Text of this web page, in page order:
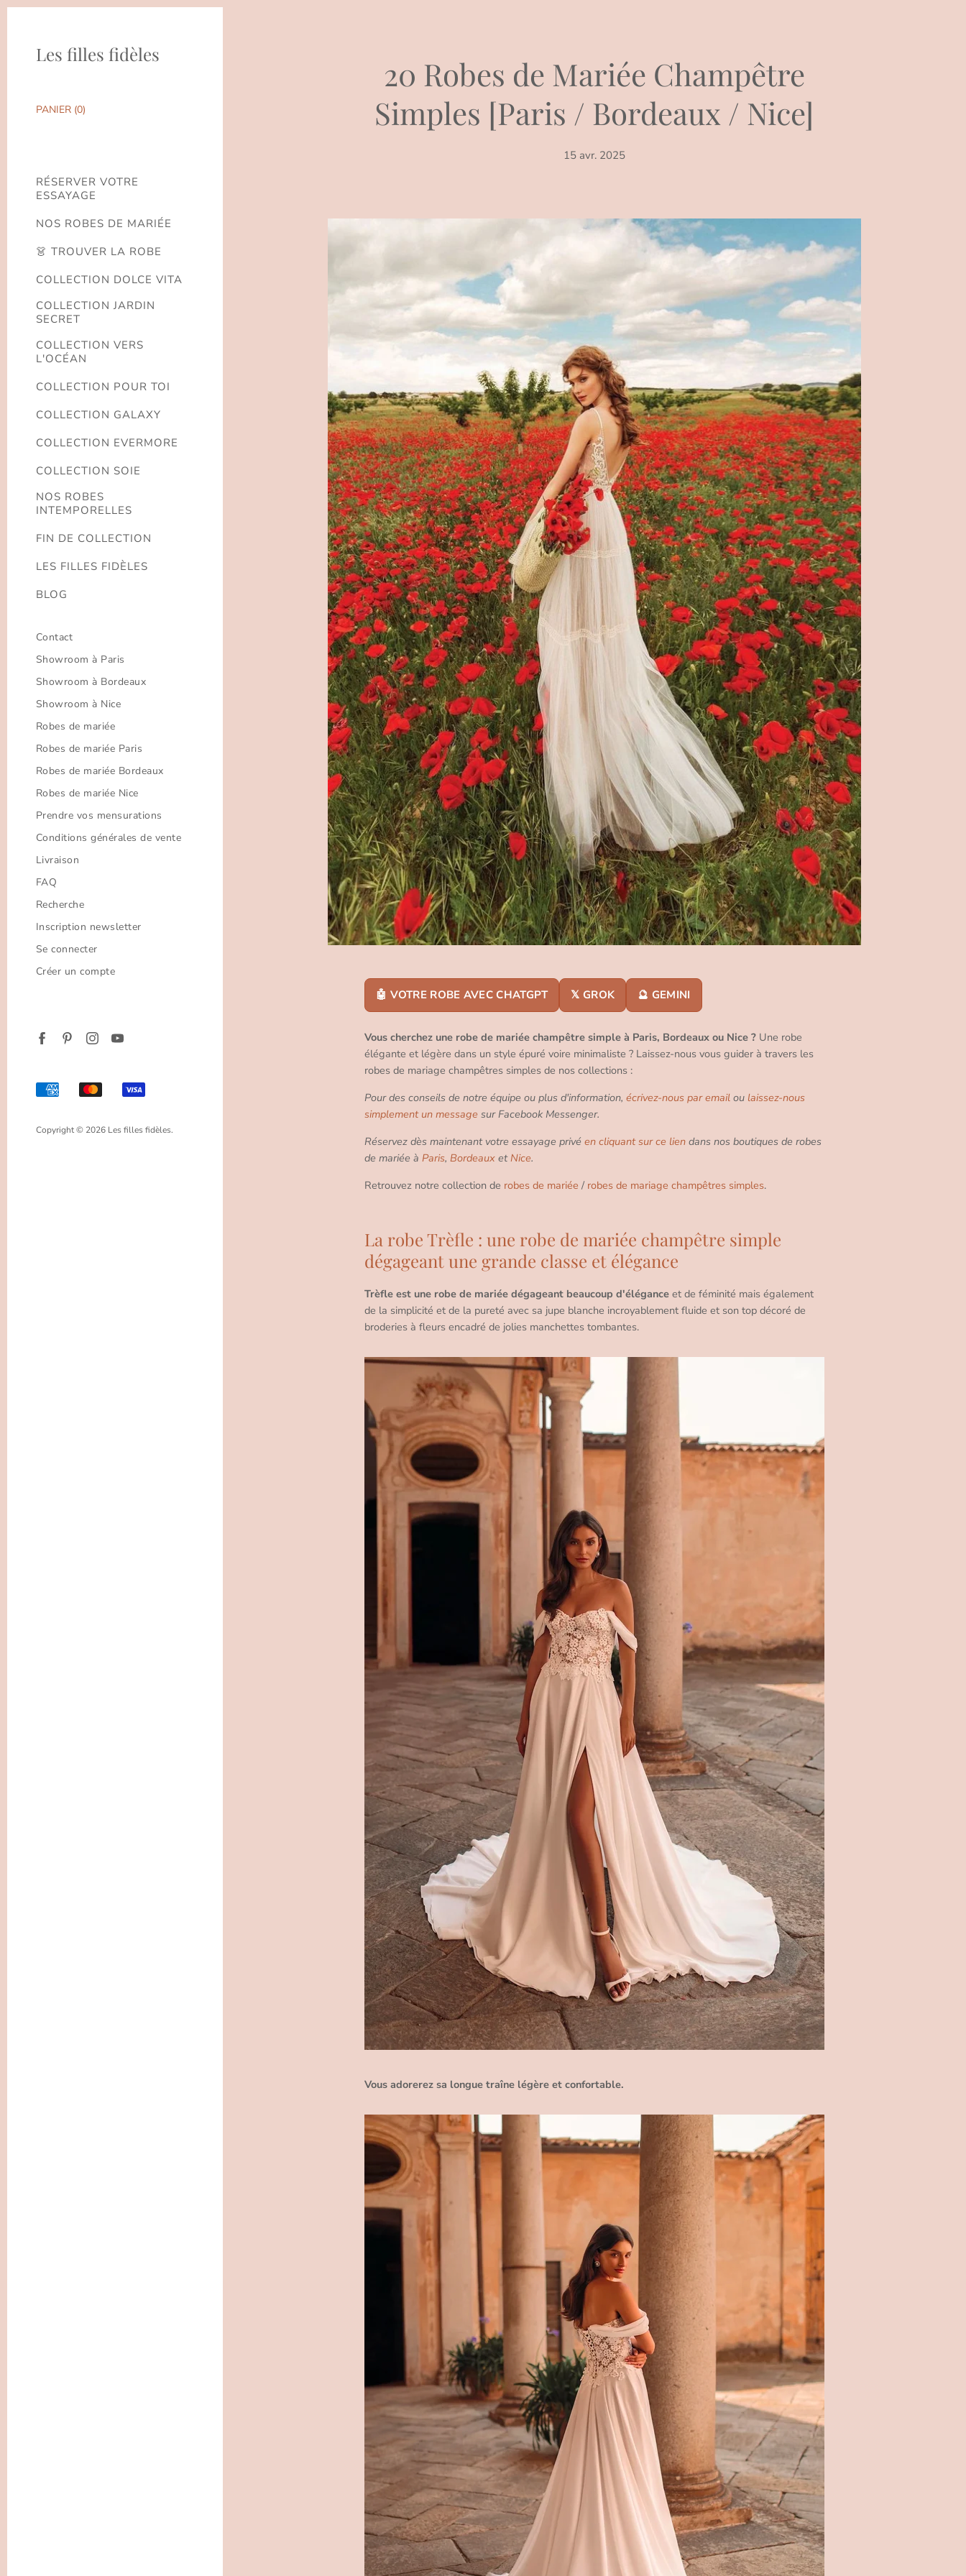
Les filles fidèles
PANIER (0)
RÉSERVER VOTRE
ESSAYAGE
NOS ROBES DE MARIÉE
👗 TROUVER LA ROBE
COLLECTION DOLCE VITA
COLLECTION JARDIN
SECRET
COLLECTION VERS
L'OCÉAN
COLLECTION POUR TOI
COLLECTION GALAXY
COLLECTION EVERMORE
COLLECTION SOIE
NOS ROBES
INTEMPORELLES
FIN DE COLLECTION
LES FILLES FIDÈLES
BLOG
Contact
Showroom à Paris
Showroom à Bordeaux
Showroom à Nice
Robes de mariée
Robes de mariée Paris
Robes de mariée Bordeaux
Robes de mariée Nice
Prendre vos mensurations
Conditions générales de vente
Livraison
FAQ
Recherche
Inscription newsletter
Se connecter
Créer un compte
Copyright © 2026 Les filles fidèles.
20 Robes de Mariée Champêtre
Simples [Paris / Bordeaux / Nice]
15 avr. 2025
🤖 VOTRE ROBE AVEC CHATGPT 𝕏 GROK 🔮 GEMINI
Vous cherchez une robe de mariée champêtre simple à Paris, Bordeaux ou Nice ?Une robe
élégante et légère dans un style épuré voire minimaliste ? Laissez-nous vous guider à travers les
robes de mariage champêtres simples de nos collections :
Pour des conseils de notre équipe ou plus d'information, écrivez-nous par emailou laissez-nous
simplement un message sur Facebook Messenger.
Réservez dès maintenant votre essayage privé en cliquant sur ce liendans nos boutiques de robes
de mariée à Paris, BordeauxetNice.
Retrouvez notre collection de robes de mariée / robes de mariage champêtres simples.
La robe Trèfle : une robe de mariée champêtre simple
dégageant une grande classe et élégance
Trèfle est une robe de mariée dégageant beaucoup d'éléganceet de féminité mais également
de la simplicité et de la pureté avec sa jupe blanche incroyablement fluide et son top décoré de
broderies à fleurs encadré de jolies manchettes tombantes.
Vous adorerez sa longue traîne légère et confortable.